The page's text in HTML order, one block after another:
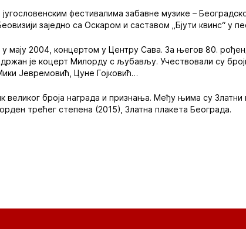
југословенским фестивалима забавне музике –
заједно са Оскаром и саставом „Бјути квинс“ у
мају 2004, концертом у Центру Сава. За његов 80.
је коцерт Милорду с љубављу. Учествовали су
Јевремовић, Цуне Гојковић…
великог броја награда и признања. Међу њима су
трећег степена (2015), Златна плакета Београда.